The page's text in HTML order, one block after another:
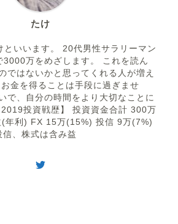
たけ
といいます。 20代男性サラリーマン
3000万をめざします。 これを読ん
ではないかと思ってくれる人が増え
金を得ることは手段に過ぎませ
で、自分の時間をより大切なことに
投資戦歴】 投資資金合計 300万
(年利) FX 15万(15%) 投信 9万(7%)
、株式は含み益